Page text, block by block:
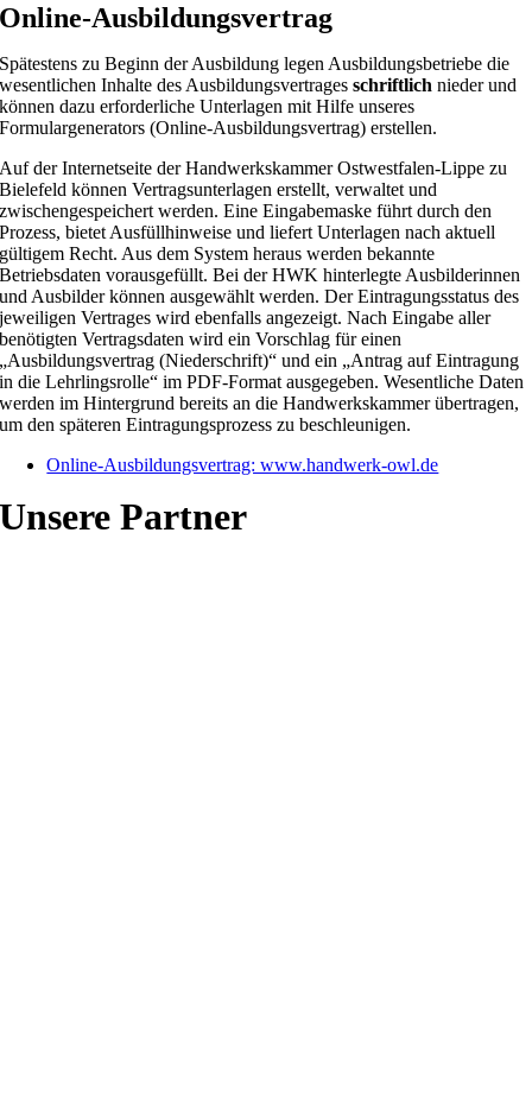
Online-Ausbildungsvertrag
Spätestens zu Beginn der Ausbildung legen Ausbildungsbetriebe die
wesentlichen Inhalte des Ausbildungsvertragesschriftlich nieder und
können dazu erforderliche Unterlagen mit Hilfe unseres
Formulargenerators (Online-Ausbildungsvertrag) erstellen.
Auf der Internetseite der Handwerkskammer Ostwestfalen-Lippe zu
Bielefeld können Vertragsunterlagen erstellt, verwaltet und
zwischengespeichert werden. Eine Eingabemaske führt durch den
Prozess, bietet Ausfüllhinweise und liefert Unterlagen nach aktuell
gültigem Recht. Aus dem System heraus werden bekannte
Betriebsdaten vorausgefüllt. Bei der HWK hinterlegte Ausbilderinnen
und Ausbilder können ausgewählt werden. Der Eintragungsstatus des
jeweiligen Vertrages wird ebenfalls angezeigt. Nach Eingabe aller
benötigten Vertragsdaten wird ein Vorschlag für einen
„Ausbildungsvertrag (Niederschrift)“ und ein „Antrag auf Eintragung
in die Lehrlingsrolle“ im PDF-Format ausgegeben. Wesentliche Daten
werden im Hintergrund bereits an die Handwerkskammer übertragen,
um den späteren Eintragungsprozess zu beschleunigen.
Online-Ausbildungsvertrag: www.handwerk-owl.de
Unsere Partner